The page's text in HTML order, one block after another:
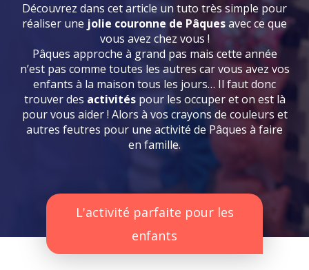
Découvrez dans cet article un tuto très simple pour
réaliser une jolie couronne de Pâquesavec ce que
vous avez chez vous !
Pâques approche à grand pas mais cette année
n’est pas comme toutes les autres car vous avez vos
enfants à la maison tous les jours… Il faut donc
trouver des activités pour les occuper et on est là
pour vous aider ! Alors à vos crayons de couleurs et
autres feutres pour une activité de Pâques à faire
en famille.
L'activité parfaite pour les
enfants